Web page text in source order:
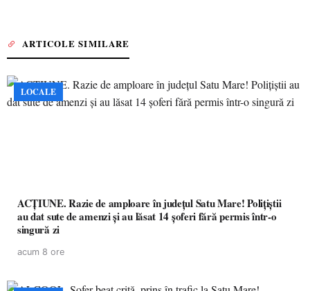
ARTICOLE SIMILARE
LOCALE
ACȚIUNE. Razie de amploare în județul Satu Mare! Polițiștii
au dat sute de amenzi și au lăsat 14 șoferi fără permis într-o
singură zi
acum 8 ore